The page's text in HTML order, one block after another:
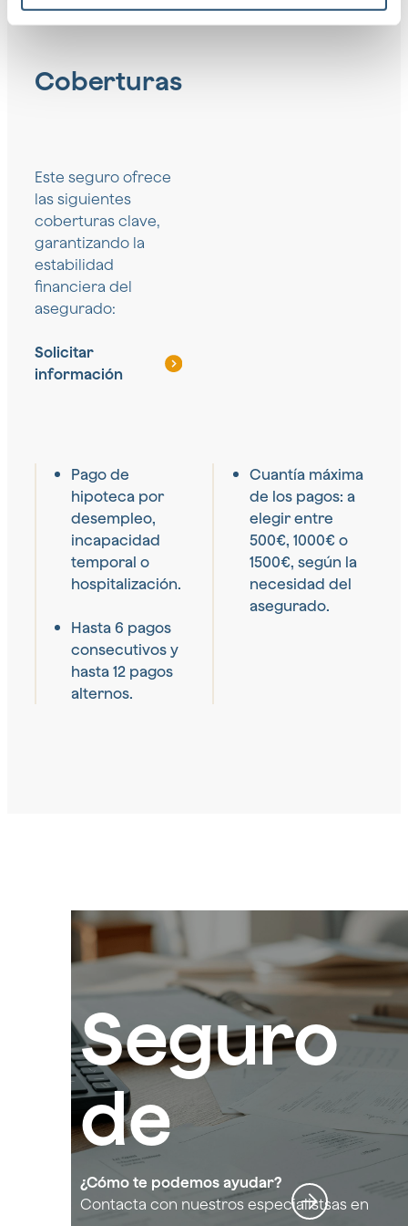
Coberturas
Este seguro ofrece
las siguientes
coberturas clave,
garantizando la
estabilidad
financiera del
asegurado:
Solicitar
información
Pago de
hipoteca por
desempleo,
incapacidad
temporal o
hospitalización.
Hasta 6 pagos
consecutivos y
hasta 12 pagos
alternos.
Cuantía máxima
de los pagos: a
elegir entre
500€, 1000€ o
1500€, según la
necesidad del
asegurado.
Seguro
de
protecc
¿Cómo te podemos ayudar?
Contacta con nuestros especialistsas en